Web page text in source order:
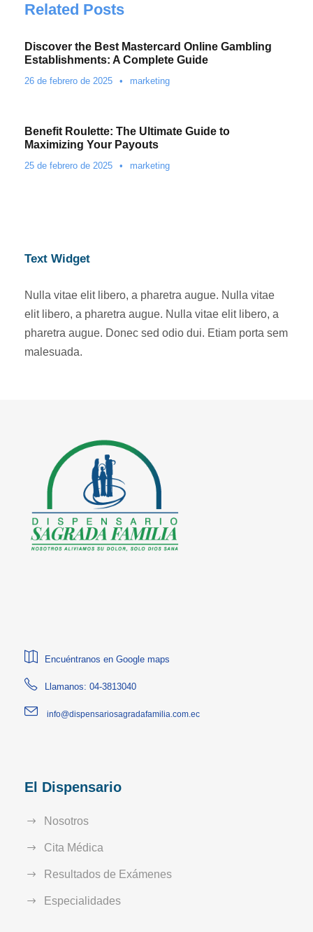
Related Posts
Discover the Best Mastercard Online Gambling
Establishments: A Complete Guide
26 de febrero de 2025 • marketing
Benefit Roulette: The Ultimate Guide to
Maximizing Your Payouts
25 de febrero de 2025 • marketing
Text Widget
Nulla vitae elit libero, a pharetra augue. Nulla vitae
elit libero, a pharetra augue. Nulla vitae elit libero, a
pharetra augue. Donec sed odio dui. Etiam porta sem
malesuada.
Encuéntranos en Google maps
Llamanos: 04-3813040
info@dispensariosagradafamilia.com.ec
El Dispensario
Nosotros
Cita Médica
Resultados de Exámenes
Especialidades